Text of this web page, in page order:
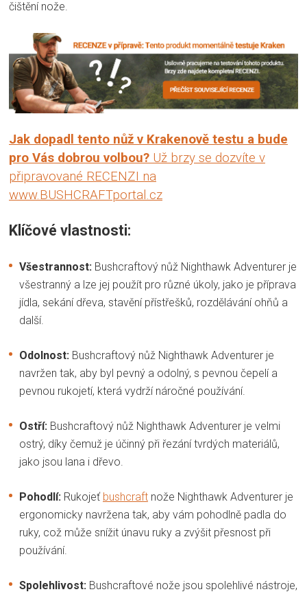
čištění nože.
Jak dopadl tento nůž v Krakenově testu a bude
pro Vás dobrou volbou? Už brzy se dozvíte v
připravované RECENZI na
www.BUSHCRAFTportal.cz
Klíčové vlastnosti:
Všestrannost: Bushcraftový nůž Nighthawk Adventurer je
všestranný a lze jej použít pro různé úkoly, jako je příprava
jídla, sekání dřeva, stavění přístřešků, rozdělávání ohňů a
další.
Odolnost: Bushcraftový nůž Nighthawk Adventurer je
navržen tak, aby byl pevný a odolný, s pevnou čepelí a
pevnou rukojetí, která vydrží náročné používání.
Ostří: Bushcraftový nůž Nighthawk Adventurer je velmi
ostrý, díky čemuž je účinný při řezání tvrdých materiálů,
jako jsou lana i dřevo.
Pohodlí: Rukojeť bushcraft nože Nighthawk Adventurer je
ergonomicky navržena tak, aby vám pohodlně padla do
ruky, což může snížit únavu ruky a zvýšit přesnost při
používání.
Spolehlivost: Bushcraftové nože jsou spolehlivé nástroje,